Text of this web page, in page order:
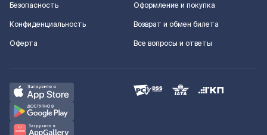
Безопасность
Конфиденциальность
Оферта
Оформление и покупка
Возврат и обмен билета
Все вопросы и ответы